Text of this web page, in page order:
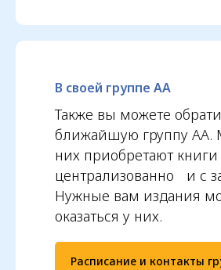
В своей группе АА
Также вы можете
ближайшую группу АА.
них приобретают книги
централизованно и с
Нужные вам издания
оказаться у них.
Расписание и контакты